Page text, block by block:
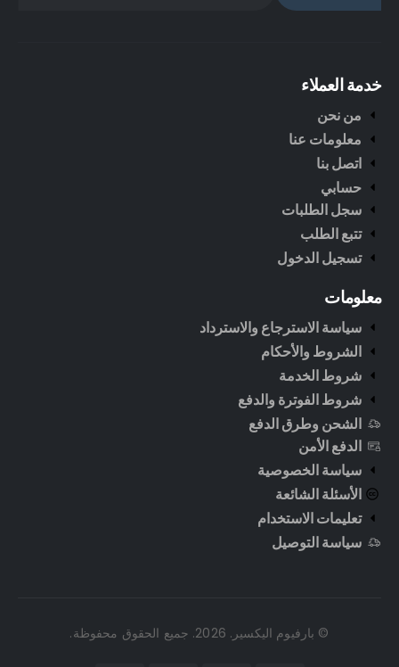
خدمة العملاء
من نحن
معلومات عنا
اتصل بنا
حسابي
سجل الطلبات
تتبع الطلب
تسجيل الدخول
معلومات
سياسة الاسترجاع والاسترداد
الشروط والأحكام
شروط الخدمة
شروط الفوترة والدفع
الشحن وطرق الدفع
الدفع الأمن
سياسة الخصوصية
الأسئلة الشائعة
تعليمات الاستخدام
سياسة التوصيل
© بارفيوم اليكسير. 2026. جميع الحقوق محفوظة.